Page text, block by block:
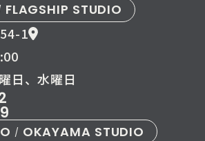
FLAGSHIP STUDIO
1
日、水曜日
/ OKAYAMA STUDIO